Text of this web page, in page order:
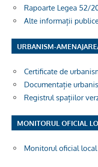
Rapoarte Legea 52/
Alte informații
URBANISM-
Certificate de
Documentație
Registrul spațiilor
MONITORUL OFICIAL
Monitorul oficial local